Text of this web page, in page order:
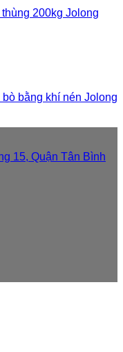
200kg Jolong
bằng khí nén Jolong
15, Quận Tân Bình